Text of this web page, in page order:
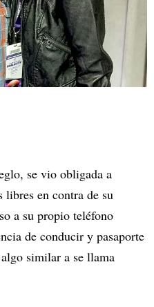
se vio obligada a
libres en contra de su
a su propio teléfono
de conducir y pasaporte
similar a se llama